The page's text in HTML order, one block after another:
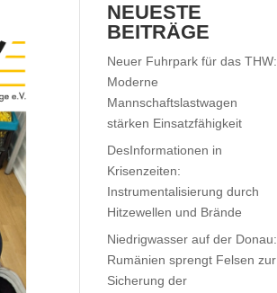
NEUESTE
BEITRÄGE
Neuer Fuhrpark für das THW:
Moderne
Mannschaftslastwagen
stärken Einsatzfähigkeit
DesInformationen in
Krisenzeiten:
Instrumentalisierung durch
Hitzewellen und Brände
Niedrigwasser auf der Donau:
Rumänien sprengt Felsen zur
Sicherung der